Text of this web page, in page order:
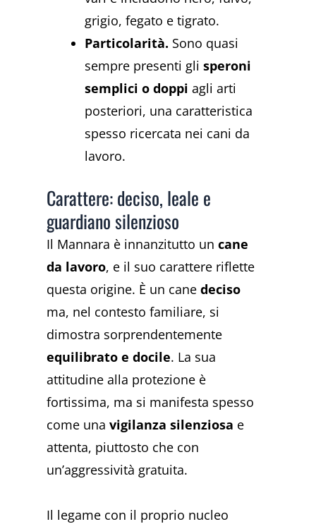
grigio, fegato e tigrato.
Particolarità. Sono quasi
sempre presenti glisperoni
semplici o doppi agli arti
posteriori, una caratteristica
spesso ricercata nei cani da
lavoro.
Carattere: deciso, leale e
guardiano silenzioso
Il Mannara è innanzitutto uncane
da lavoro, e il suo carattere riflette
questa origine. È un canedeciso
ma, nel contesto familiare, si
dimostra sorprendentemente
equilibrato e docile. La sua
attitudine alla protezione è
fortissima, ma si manifesta spesso
come unavigilanza silenziosa e
attenta, piuttosto che con
un’aggressività gratuita.
Il legame con il proprio nucleo